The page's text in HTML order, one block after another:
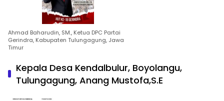
Ahmad Baharudin, SM., Ketua DPC Partai
Gerindra, Kabupaten Tulungagung, Jawa
Timur
Kepala Desa Kendalbulur, Boyolangu,
Tulungagung, Anang Mustofa,S.E